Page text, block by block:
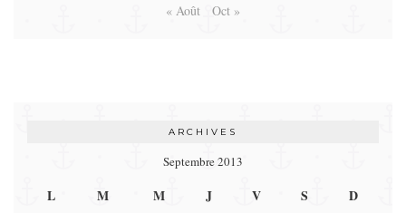
« Août Oct »
ARCHIVES
Septembre 2013
L M M J V S D